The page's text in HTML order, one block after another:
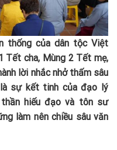
thống của dân tộc Việt
Tết cha, Mùng 2 Tết mẹ,
lời nhắc nhở thấm sâu
sự kết tinh của đạo lý
hiếu đạo và tôn sư
làm nên chiều sâu văn